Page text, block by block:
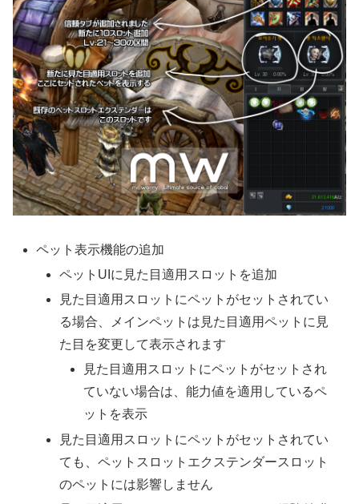
ペット表示機能の追加
ペットUIに見た目適用スロットを追加
見た目適用スロットにペットがセットされてい
る場合、メインペットは見た目適用ペットに見
た目を変更して表示されます
見た目適用スロットにペットがセットされ
ていない場合は、能力値を適用しているペ
ットを表示
見た目適用スロットにペットがセットされてい
ても、ペットスロットエクステンダースロット
のペットには影響しません